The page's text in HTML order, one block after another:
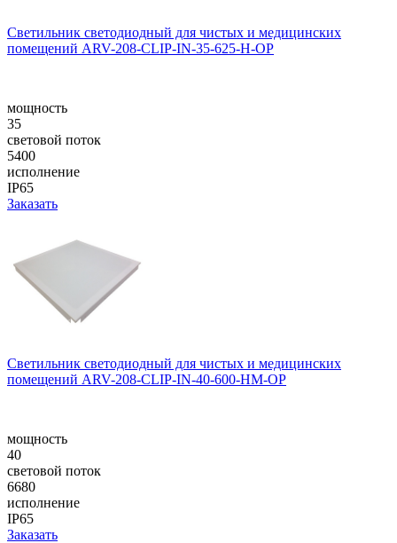
Светильник светодиодный для чистых и медицинских
помещений ARV-208-CLIP-IN-35-625-H-OP
мощность
35
световой поток
5400
исполнение
IP65
Заказать
Светильник светодиодный для чистых и медицинских
помещений ARV-208-CLIP-IN-40-600-НM-OP
мощность
40
световой поток
6680
исполнение
IP65
Заказать